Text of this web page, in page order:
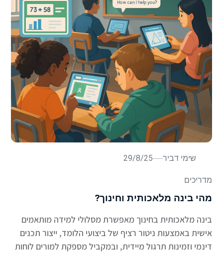
שימי דביר 29/8/25
מדריכים
מהי בינה מלאכותית וחינוך?
בינה מלאכותית בחינוך מאפשרת מסלולי למידה מותאמים
אישית באמצעות ניטור רציף של ביצועי הלומד, ייצור תכנים
דינמי וזמינות תרגול מיידית, ובמקביל מספקת למורים לוחות